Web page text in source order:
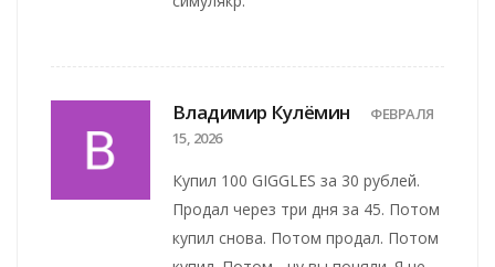
Владимир Кулёмин
ФЕВРАЛЯ
15, 2026
Купил 100 GIGGLES за 30 рублей.
Продал через три дня за 45. Потом
купил снова. Потом продал. Потом